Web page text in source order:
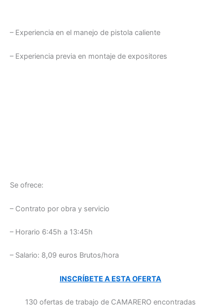
– Experiencia en el manejo de pistola caliente
– Experiencia previa en montaje de expositores
Se ofrece:
– Contrato por obra y servicio
– Horario 6:45h a 13:45h
– Salario: 8,09 euros Brutos/hora
INSCRÍBETE A ESTA OFERTA
130 ofertas de trabajo de CAMARERO encontradas